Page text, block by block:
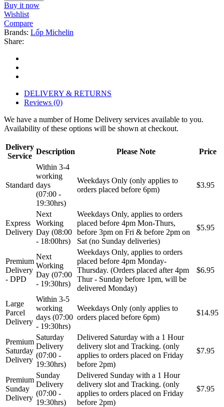
Buy it now
Wishlist
Compare
Brands: Lốp Michelin
Share:
DELIVERY & RETURNS
Reviews (0)
We have a number of Home Delivery services available to you.
Availability of these options will be shown at checkout.
Delivery
Service
Description Please Note Price
Standard
Within 3-4
working
days
(07:00 -
19:30hrs)
Weekdays Only (only applies to
orders placed before 6pm)
$3.95
Express
Delivery
Next
Working
Day (08:00
- 18:00hrs)
Weekdays Only, applies to orders
placed before 4pm Mon-Thurs,
before 3pm on Fri & before 2pm on
Sat (no Sunday deliveries)
$5.95
Premium
Delivery
- DPD
Next
Working
Day (07:00
- 19:30hrs)
Weekdays Only, applies to orders
placed before 4pm Monday-
Thursday. (Orders placed after 4pm
Thur - Sunday before 1pm, will be
delivered Monday)
$6.95
Large
Parcel
Delivery
Within 3-5
working
days (07:00
- 19:30hrs)
Weekdays Only (only applies to
orders placed before 6pm)
$14.95
Premium
Saturday
Delivery
Saturday
Delivery
(07:00 -
19:30hrs)
Delivered Saturday with a 1 Hour
delivery slot and Tracking. (only
applies to orders placed on Friday
before 2pm)
$7.95
Premium
Sunday
Delivery
Sunday
Delivery
(07:00 -
19:30hrs)
Delivered Sunday with a 1 Hour
delivery slot and Tracking. (only
applies to orders placed on Friday
before 2pm)
$7.95